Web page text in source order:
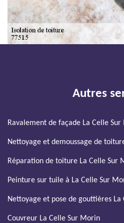
Autres
Ravalement de façade La Celle
Nettoyage et demoussage de
Réparation de toiture La Celle Sur
Peinture sur tuile à La Celle Sur
Nettoyage et pose de gouttières
Couvreur La Celle Sur Morin